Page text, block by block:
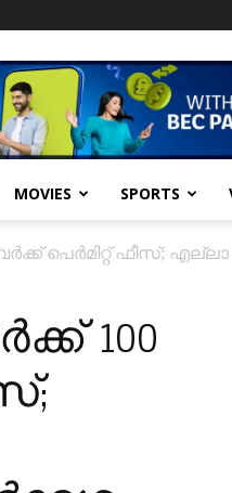
MOVIES SPORTS
പെർമിറ്റ് ഫീസ്;
100